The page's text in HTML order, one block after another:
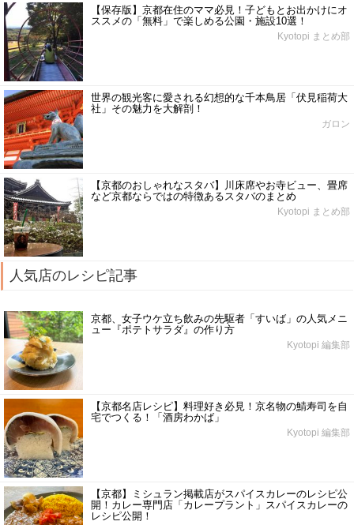
【保存版】京都在住のママ必見！子どもとお出かけにオ
ススメの「無料」で楽しめる公園・施設10選！
Kyotopi まとめ部
世界の観光客に愛される幻想的な千本鳥居「伏見稲荷大
社」その魅力を大解剖！
ガロン
【京都のおしゃれなスタバ】川床席やお寺ビュー、畳席
など京都ならではの特徴あるスタバのまとめ
Kyotopi まとめ部
人気店のレシピ記事
京都、女子ウケ立ち飲みの先駆者「すいば」の人気メニ
ュー『ポテトサラダ』の作り方
Kyotopi 編集部
【京都名店レシピ】料理好き必見！京名物の鯖寿司を自
宅でつくる！「酒房わかば」
Kyotopi 編集部
【京都】ミシュラン掲載店がスパイスカレーのレシピ公
開！カレー専門店「カレープラント」スパイスカレーの
レシピ公開！